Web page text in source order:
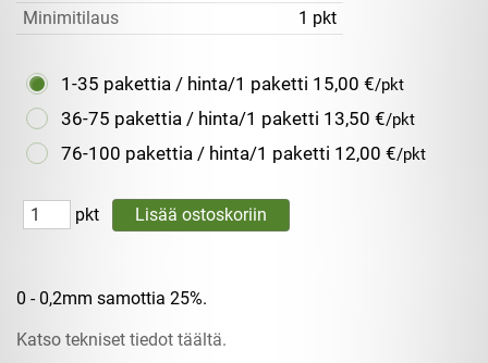
Minimitilaus
1 pkt
1-35 pakettia / hinta/1 paketti 15,00 €/pkt
36-75 pakettia / hinta/1 paketti 13,50 €/pkt
76-100 pakettia / hinta/1 paketti 12,00 €/pkt
pkt
0 - 0,2mm samottia 25%.
Katso tekniset tiedot täältä.